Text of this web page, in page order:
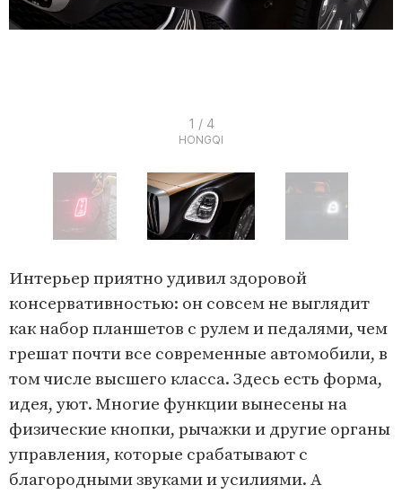
f
4
1 / 4
HONGQI
t
e
m
1
o
f
4
Интерьер приятно удивил здоровой
консервативностью: он совсем не выглядит
как набор планшетов c рулем и педалями, чем
грешат почти все современные автомобили, в
том числе высшего класса. Здесь есть форма,
идея, уют. Многие функции вынесены на
физические кнопки, рычажки и другие органы
управления, которые срабатывают с
благородными звуками и усилиями. А